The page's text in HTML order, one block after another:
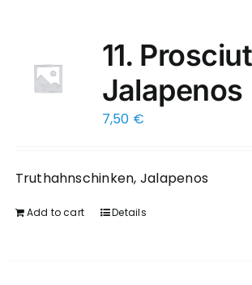
11.
Jalapenos
7,50 €
Truthahnschinken, Jalapenos
Add to cart Details